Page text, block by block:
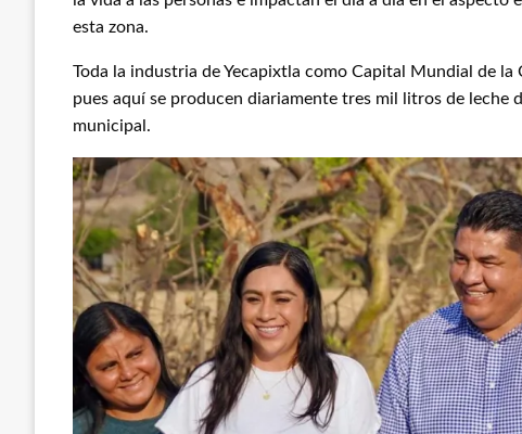
esta zona.
Toda la industria de Yecapixtla como Capital Mundial de la
pues aquí se producen diariamente tres mil litros de leche
municipal.